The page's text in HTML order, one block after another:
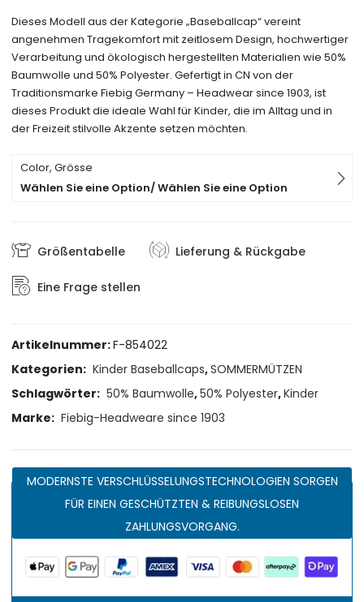
Dieses Modell aus der Kategorie „Baseballcap“ vereint
angenehmen Tragekomfort mit zeitlosem Design, hochwertiger
Verarbeitung und ökologisch hergestellten Materialien wie 50%
Baumwolle und 50% Polyester. Gefertigt in CN von der
Traditionsmarke Fiebig Germany – Headwear since 1903, ist
dieses Produkt die ideale Wahl für Kinder, die im Alltag und in
der Freizeit stilvolle Akzente setzen möchten.
Color, Grösse
Wählen Sie eine Option/ Wählen Sie eine Option
Größentabelle Lieferung & Rückgabe
Eine Frage stellen
Artikelnummer:F-854022
Kategorien: Kinder Baseballcaps,SOMMERMÜTZEN
Schlagwörter: 50% Baumwolle,50% Polyester,Kinder
Marke: Fiebig-Headweare since 1903
MODERNSTE VERSCHLÜSSELUNGSTECHNOLOGIEN SORGEN
FÜR EINEN GESCHÜTZTEN & REIBUNGSLOSEN
ZAHLUNGSVORGANG.